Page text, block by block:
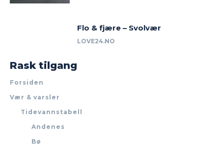
Flo & fjære – Svolvær
LOVE24.NO
Rask tilgang
Forsiden
Vær & varsler
Tidevannstabell
Andenes
Bø